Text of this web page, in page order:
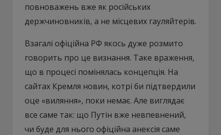
повноважень вже як російських
держчиновників, а не місцевих гауляйтерів.
Взагалі офіційна РФ якось дуже розмито
говорить про це визнання. Таке враження,
що в процесі помінялась концепція. На
сайтах Кремля новин, котрі би підтвердили
оце «виляння», поки немає. Але виглядає
все саме так: що Путін вже невпевнений,
чи буде для нього офіційна анексія саме